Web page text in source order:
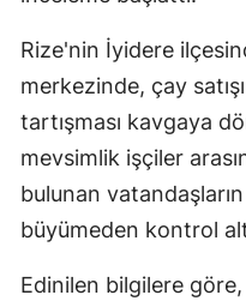
Rize'nin İyidere
merkezinde, çay
tartışması kavgaya
mevsimlik işçiler
bulunan
büyümeden kontrol
Edinilen bilgilere